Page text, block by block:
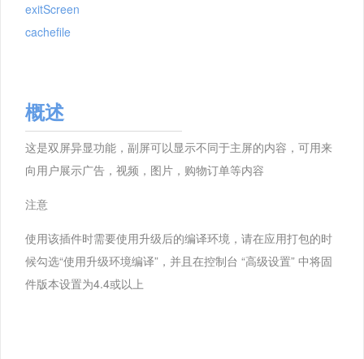
exitScreen
cachefile
概述
这是双屏异显功能，副屏可以显示不同于主屏的内容，可用来
向用户展示广告，视频，图片，购物订单等内容
注意
使用该插件时需要使用升级后的编译环境，请在应用打包的时
候勾选“使用升级环境编译”，并且在控制台 “高级设置” 中将固
件版本设置为4.4或以上